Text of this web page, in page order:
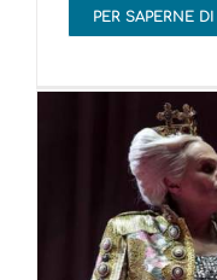
PER SAPERNE
24